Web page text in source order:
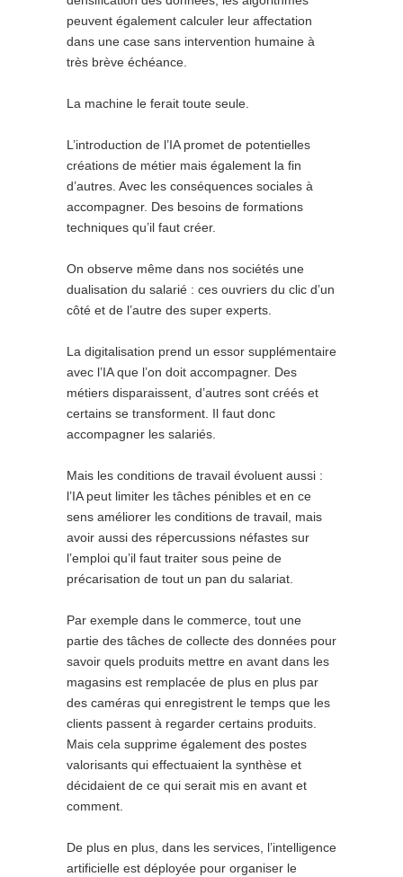
peuvent également calculer leur affectation
dans une case sans intervention humaine à
très brève échéance.
La machine le ferait toute seule.
L’introduction de l’IA promet de potentielles
créations de métier mais également la fin
d’autres. Avec les conséquences sociales à
accompagner. Des besoins de formations
techniques qu’il faut créer.
On observe même dans nos sociétés une
dualisation du salarié : ces ouvriers du clic d’un
côté et de l’autre des super experts.
La digitalisation prend un essor supplémentaire
avec l’IA que l’on doit accompagner. Des
métiers disparaissent, d’autres sont créés et
certains se transforment. Il faut donc
accompagner les salariés.
Mais les conditions de travail évoluent aussi :
l’IA peut limiter les tâches pénibles et en ce
sens améliorer les conditions de travail, mais
avoir aussi des répercussions néfastes sur
l’emploi qu’il faut traiter sous peine de
précarisation de tout un pan du salariat.
Par exemple dans le commerce, tout une
partie des tâches de collecte des données pour
savoir quels produits mettre en avant dans les
magasins est remplacée de plus en plus par
des caméras qui enregistrent le temps que les
clients passent à regarder certains produits.
Mais cela supprime également des postes
valorisants qui effectuaient la synthèse et
décidaient de ce qui serait mis en avant et
comment.
De plus en plus, dans les services, l’intelligence
artificielle est déployée pour organiser le